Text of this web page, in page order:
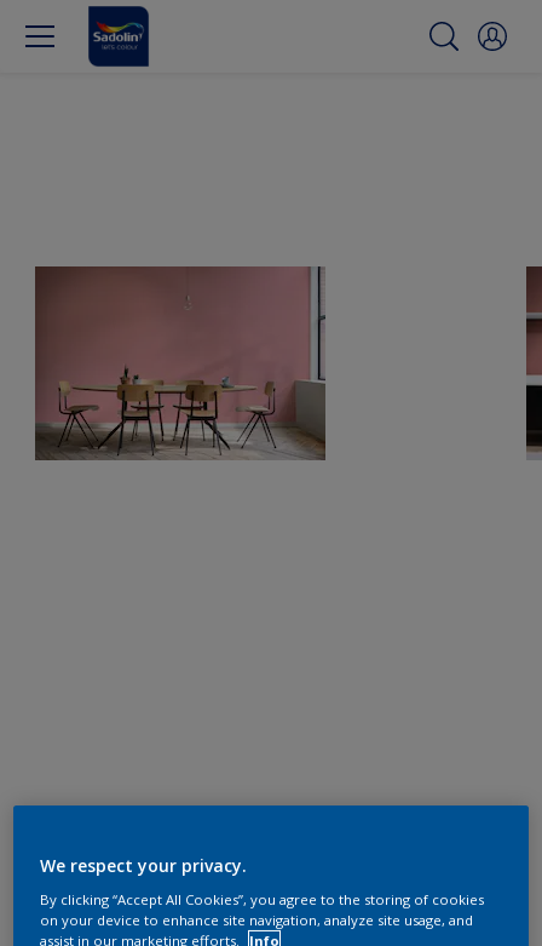
We respect your privacy.
By clicking “Accept All Cookies”, you agree to the storing of cookies
on your device to enhance site navigation, analyze site usage, and
assist in our marketing efforts.
Info